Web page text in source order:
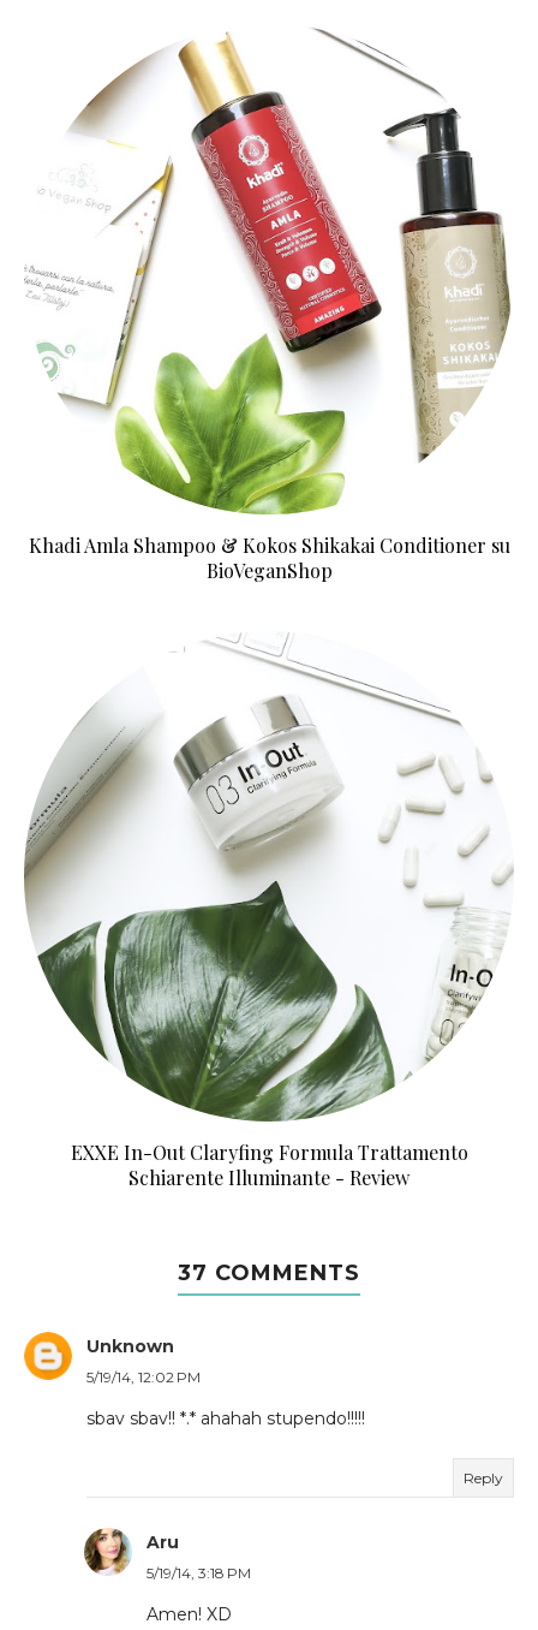
Khadi Amla Shampoo & Kokos Shikakai Conditioner su
BioVeganShop
EXXE In-Out Claryfing Formula Trattamento
Schiarente Illuminante - Review
37 COMMENTS
Unknown
5/19/14, 12:02 PM
sbav sbav!! *.* ahahah stupendo!!!!!
Reply
Aru
5/19/14, 3:18 PM
Amen! XD